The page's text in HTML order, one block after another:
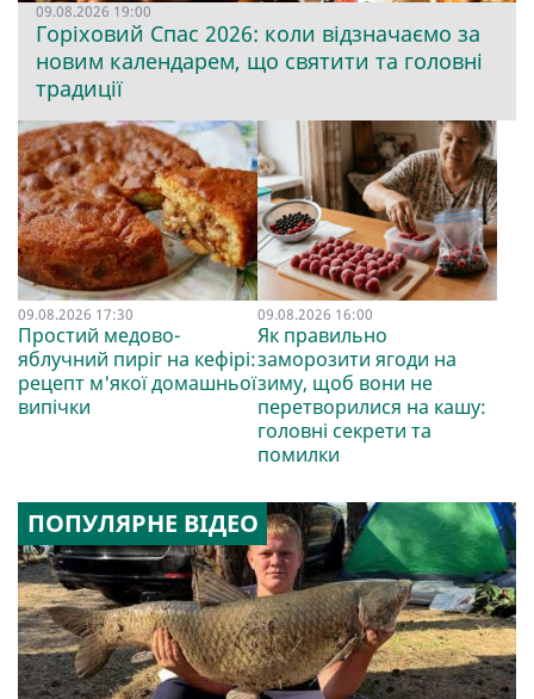
09.08.2026 19:00
Горіховий Спас 2026: коли відзначаємо за
новим календарем, що святити та головні
традиції
09.08.2026 17:30
Простий медово-
яблучний пиріг на кефірі:
рецепт м'якої домашньої
випічки
09.08.2026 16:00
Як правильно
заморозити ягоди на
зиму, щоб вони не
перетворилися на кашу:
головні секрети та
помилки
ПОПУЛЯРНЕ ВІДЕО